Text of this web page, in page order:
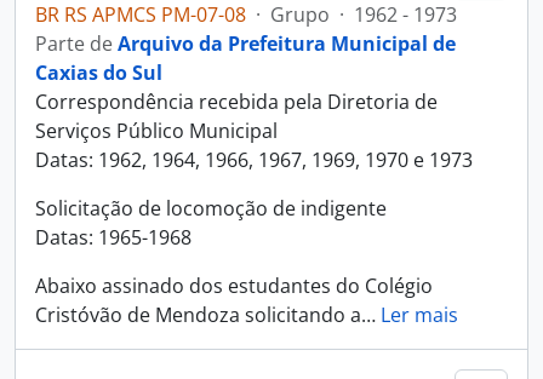
BR RS APMCS PM-07-08 · Grupo · 1962 - 1973
Parte deArquivo da Prefeitura Municipal de
Caxias do Sul
Correspondência recebida pela Diretoria de
Serviços Público Municipal
Datas: 1962, 1964, 1966, 1967, 1969, 1970 e 1973
Solicitação de locomoção de indigente
Datas: 1965-1968
Abaixo assinado dos estudantes do Colégio
Cristóvão de Mendoza solicitando a… Ler mais